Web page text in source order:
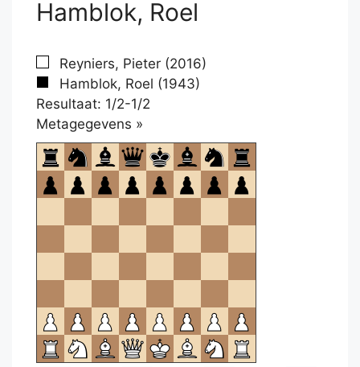
Hamblok, Roel
Reyniers, Pieter (2016)
Hamblok, Roel (1943)
Resultaat: 1/2-1/2
Metagegevens »
om
te
openen.